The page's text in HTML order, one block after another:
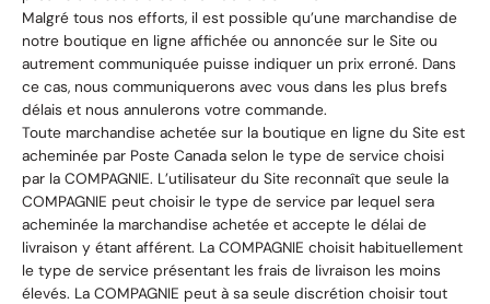
Malgré tous nos efforts, il est possible qu’une marchandise de
notre boutique en ligne affichée ou annoncée sur le Site ou
autrement communiquée puisse indiquer un prix erroné. Dans
ce cas, nous communiquerons avec vous dans les plus brefs
délais et nous annulerons votre commande.
Toute marchandise achetée sur la boutique en ligne du Site est
acheminée par Poste Canada selon le type de service choisi
par la COMPAGNIE. L’utilisateur du Site reconnaît que seule la
COMPAGNIE peut choisir le type de service par lequel sera
acheminée la marchandise achetée et accepte le délai de
livraison y étant afférent. La COMPAGNIE choisit habituellement
le type de service présentant les frais de livraison les moins
élevés. La COMPAGNIE peut à sa seule discrétion choisir tout